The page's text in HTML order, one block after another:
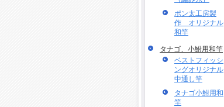
ポン太工房製
作 オリジナル
和竿
タナゴ、小鮒用和竿
ベストフィッシ
ングオリジナル
中通し竿
タナゴ小鮒用和
竿